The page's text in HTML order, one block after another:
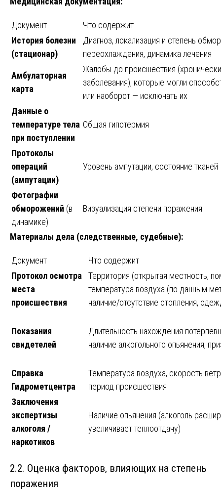
Документ
Что содержит
История болезни
(стационар)
Диагноз, локализация и степень
переохлаждения, динамика лечения
Амбулаторная
карта
Жалобы до происшествия
заболевания), которые могли
или наоборот — исключать их
Данные о
температуре тела
при поступлении
Общая гипотермия
Протоколы
операций
(ампутации)
Уровень ампутации, состояние тканей
Фотографии
обморожений (в
динамике)
Визуализация степени поражения
Материалы дела (следственные, судебные):
Документ
Что содержит
Протокол осмотра
места
происшествия
Территория (открытая местность,
температура воздуха (по данным
наличие/отсутствие отопления,
Показания
свидетелей
Длительность нахождения
наличие алкогольного опьянения,
Справка
Гидрометцентра
Температура воздуха, скорость
период происшествия
Заключения
экспертизы
алкоголя /
наркотиков
Наличие опьянения (алкоголь
увеличивает теплоотдачу)
2.2. Оценка факторов, влияющих на степень
поражения